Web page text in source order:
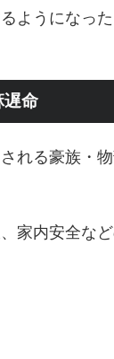
ようになった
遅命
れる豪族・
家内安全な